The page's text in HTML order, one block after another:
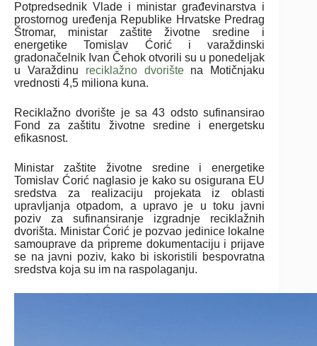
Potpredsednik Vlade i ministar građevinarstva i
prostornog uređenja Republike Hrvatske Predrag
Štromar, ministar zaštite životne sredine i
energetike Tomislav Ćorić i varaždinski
gradonačelnik Ivan Čehok otvorili su u ponedeljak
u Varaždinu reciklažno dvorištena Motičnjaku
vrednosti 4,5 miliona kuna.
Reciklažno dvorište je sa 43 odsto sufinansirao
Fond za zaštitu životne sredine i energetsku
efikasnost.
Ministar zaštite životne sredine i energetike
Tomislav Ćorić naglasio je kako su osigurana EU
sredstva za realizaciju projekata iz oblasti
upravljanja otpadom, a upravo je u toku javni
poziv za sufinansiranje izgradnje reciklažnih
dvorišta. Ministar Ćorić je pozvao jedinice lokalne
samouprave da pripreme dokumentaciju i prijave
se na javni poziv, kako bi iskoristili bespovratna
sredstva koja su im na raspolaganju.